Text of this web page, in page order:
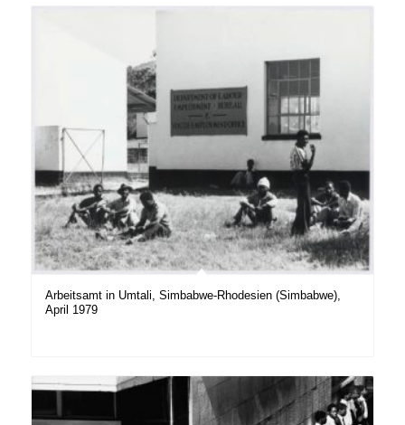
Arbeitsamt in Umtali, Simbabwe-Rhodesien (Simbabwe),
April 1979